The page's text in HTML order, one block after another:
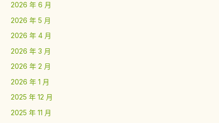
2026 年 6 月
2026 年 5 月
2026 年 4 月
2026 年 3 月
2026 年 2 月
2026 年 1 月
2025 年 12 月
2025 年 11 月